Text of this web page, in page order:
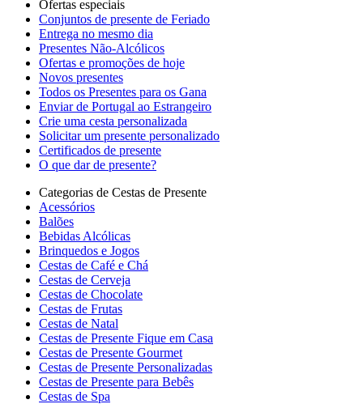
Ofertas especiais
Сonjuntos de presente de Feriado
Entrega no mesmo dia
Presentes Não-Alcólicos
Ofertas e promoções de hoje
Novos presentes
Todos os Presentes para os Gana
Enviar de Portugal ao Estrangeiro
Crie uma cesta personalizada
Solicitar um presente personalizado
Certificados de presente
O que dar de presente?
Categorias de Cestas de Presente
Acessórios
Balões
Bebidas Alcólicas
Brinquedos e Jogos
Cestas de Café e Chá
Cestas de Cerveja
Cestas de Chocolate
Cestas de Frutas
Cestas de Natal
Cestas de Presente Fique em Casa
Cestas de Presente Gourmet
Cestas de Presente Personalizadas
Cestas de Presente para Bebês
Cestas de Spa